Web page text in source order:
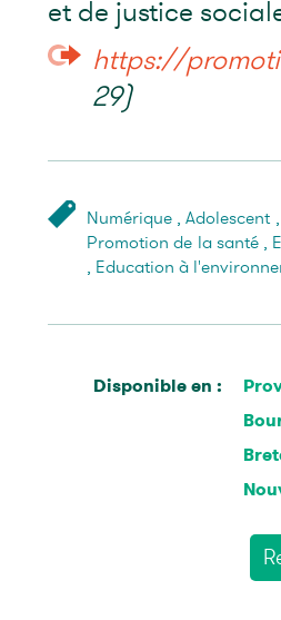
et de justice
https://
29)
Numérique,Adolescent,
Promotion de la santé,
, Education à
Disponible en :